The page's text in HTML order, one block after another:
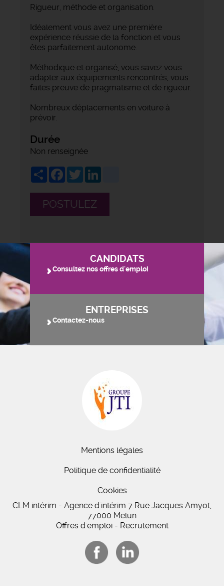
Rigueur, méthode et organisation.
Idéalement vous avez une première
expérience réussie de la fonction et vous
êtes parfaitement autonome.
Méthodique et organisé, vous savez vous
adapter aux équipements rencontrés, vous
faites preuve de pragmatisme et de rigueur.
Nombreux déplacements en voiture à
prévoir.
Durée
Non renseignée
ShareFacebook
Twitter
POSTULEZ
CANDIDATS
Consultez nos offres d'emploi
ENTREPRISES
Contactez-nous
Mentions légales
Politique de confidentialité
Cookies
CLM intérim - Agence d'intérim 7 Rue Jacques Amyot,
77000 Melun
Offres d'emploi - Recrutement